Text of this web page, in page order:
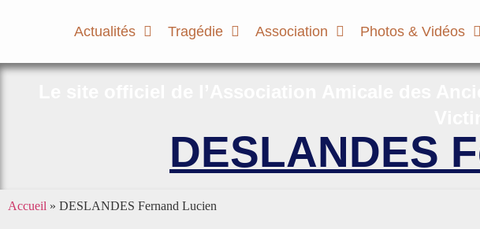
Actualités Tragédie Association Photos & Vidéos
DESLANDES
Accueil » DESLANDES Fernand Lucien